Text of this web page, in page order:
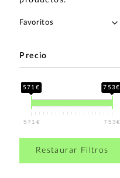
Precio
571€ 753€
571€ 753€
Restaurar Filtros